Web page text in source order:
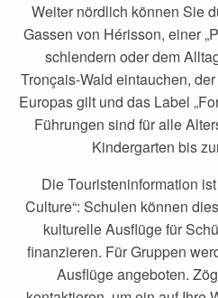
Weiter nördlich können Sie
Gassen von Hérisson, einer
schlendern oder dem
Tronçais-Wald eintauchen,
Europas gilt und das Label
Führungen sind für alle
Kindergarten bis
Die Touristeninformation
Culture“: Schulen können
kulturelle Ausflüge für
finanzieren. Für Gruppen
Ausflüge angeboten.